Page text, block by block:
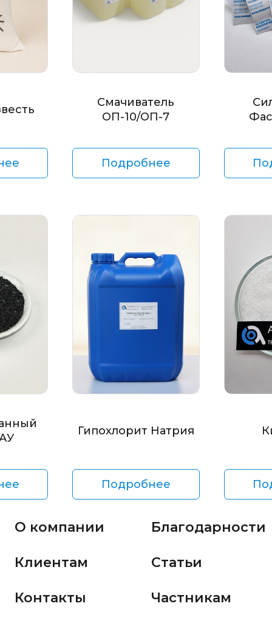
Смачиватель
ОП-10/ОП-7
Подробнее
Гипохлорит Натрия
Подробнее
О компании
Клиентам
Контакты
Благодарности
Статьи
Частникам